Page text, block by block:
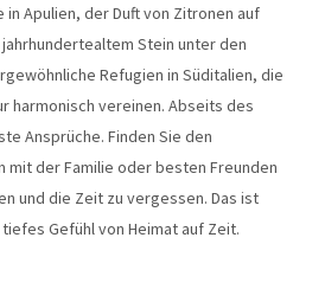
in Apulien, der Duft von Zitronen auf
Stein unter den
Refugien in Süditalien, die
harmonisch vereinen. Abseits des
Ansprüche. Finden Sie den
der Familie oder besten Freunden
und die Zeit zu vergessen. Das ist
Gefühl von Heimat auf Zeit.